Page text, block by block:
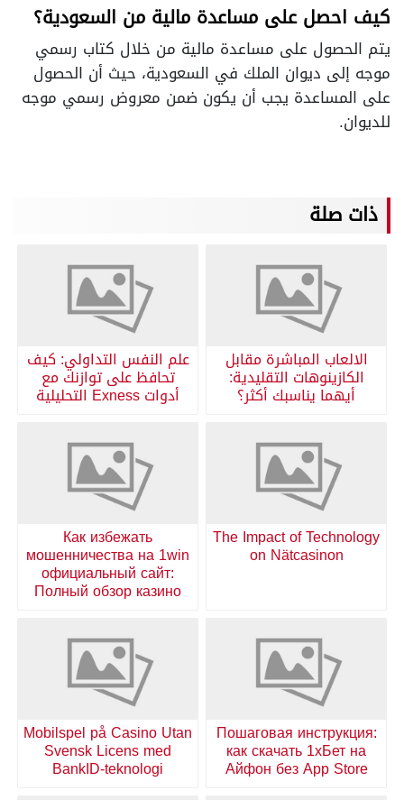
كيف احصل على مساعدة مالية من السعودية؟
يتم الحصول على مساعدة مالية من خلال كتاب رسمي
موجه إلى ديوان الملك في السعودية، حيث أن الحصول
على المساعدة يجب أن يكون ضمن معروض رسمي موجه
للديوان.
ذات صلة
الالعاب المباشرة مقابل
الكازينوهات التقليدية:
أيهما يناسبك أكثر؟
علم النفس التداولي: كيف
تحافظ على توازنك مع
أدوات Exness التحليلية
The Impact of Technology
on Nätcasinon
Как избежать
мошенничества на 1win
официальный сайт:
Полный обзор казино
Пошаговая инструкция:
как скачать 1хБет на
Айфон без App Store
Mobilspel på Casino Utan
Svensk Licens med
BankID-teknologi